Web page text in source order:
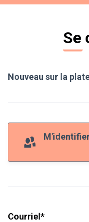
Se
Nouveau sur la
Courriel *Champ